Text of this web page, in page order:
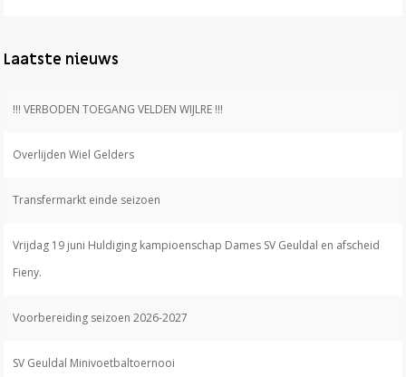
Laatste nieuws
!!! VERBODEN TOEGANG VELDEN WIJLRE !!!
Overlijden Wiel Gelders
Transfermarkt einde seizoen
Vrijdag 19 juni Huldiging kampioenschap Dames SV Geuldal en afscheid
Fieny.
Voorbereiding seizoen 2026-2027
SV Geuldal Minivoetbaltoernooi